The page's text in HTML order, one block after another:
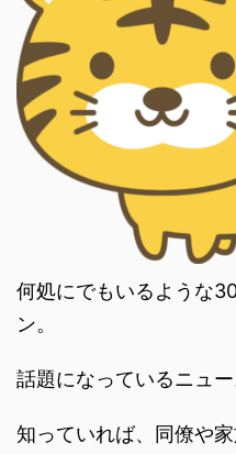
何処にでもいるような
ン。
話題になっているニュ
知っていれば、同僚や